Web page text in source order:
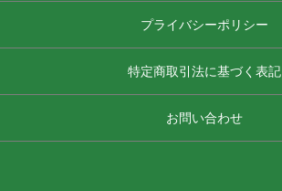
プライバシーポリシー
特定商取引法に基づく表記
お問い合わせ